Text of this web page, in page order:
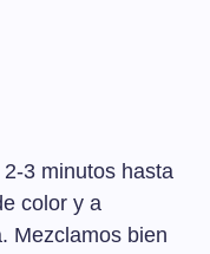
3 minutos hasta
color y a
Mezclamos bien